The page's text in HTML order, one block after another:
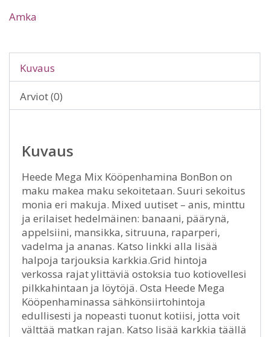
Amka
Kuvaus
Arviot (0)
Kuvaus
Heede Mega Mix Kööpenhamina BonBon on
maku makea maku sekoitetaan. Suuri sekoitus
monia eri makuja. Mixed uutiset – anis, minttu
ja erilaiset hedelmäinen: banaani, päärynä,
appelsiini, mansikka, sitruuna, raparperi,
vadelma ja ananas. Katso linkki alla lisää
halpoja tarjouksia karkkia.Grid hintoja
verkossa rajat ylittäviä ostoksia tuo kotiovellesi
pilkkahintaan ja löytöjä. Osta Heede Mega
Kööpenhaminassa sähkönsiirtohintoja
edullisesti ja nopeasti tuonut kotiisi, jotta voit
välttää matkan rajan. Katso lisää karkkia täällä